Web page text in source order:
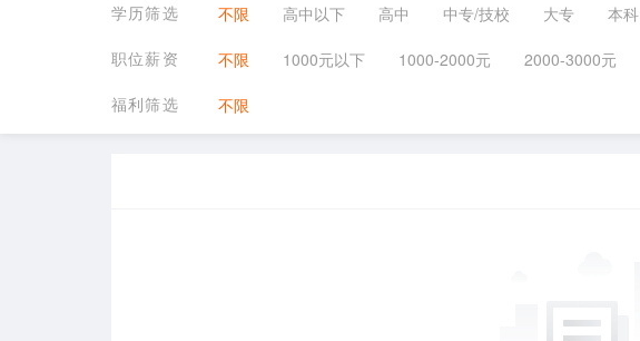
学历筛选
不限 高中以下 高中 中专/技校 大专 本科
职位薪资
不限 1000元以下 1000-2000元 2000-3000元
福利筛选
不限